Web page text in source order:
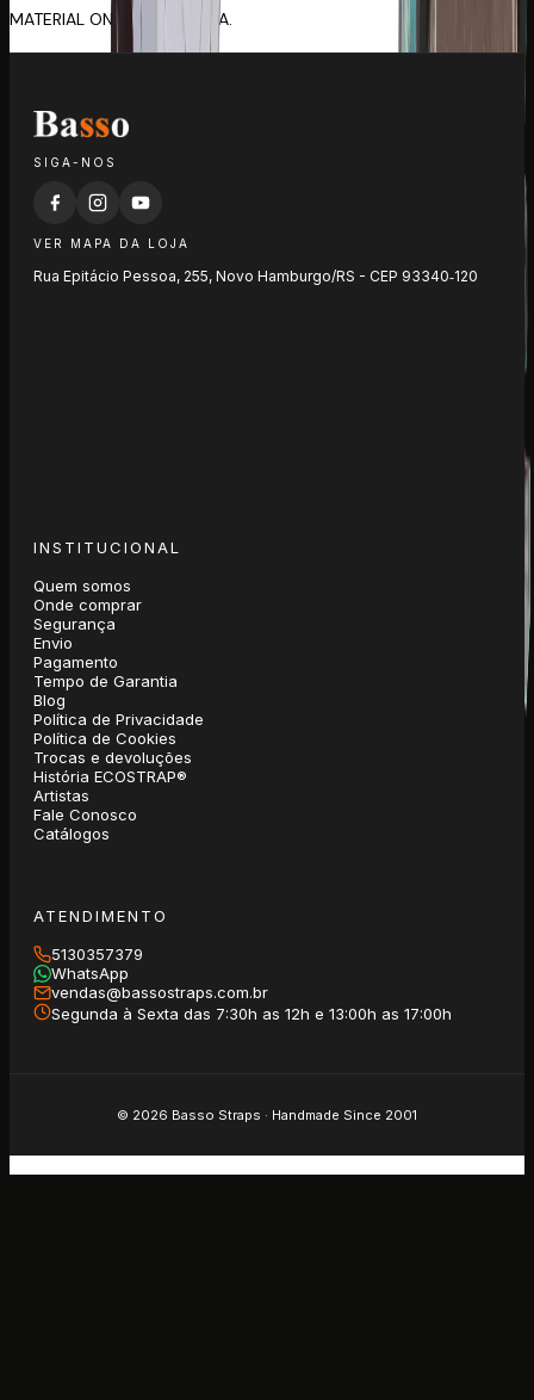
MATERIAL ONDE É CORTADA.
SIGA-NOS
VER MAPA DA LOJA
Rua Epitácio Pessoa, 255, Novo Hamburgo/RS - CEP 93340‑120
INSTITUCIONAL
Quem somos
Onde comprar
Segurança
Envio
Pagamento
Tempo de Garantia
Blog
Política de Privacidade
Política de Cookies
Trocas e devoluções
História ECOSTRAP®
Artistas
Fale Conosco
Catálogos
ATENDIMENTO
5130357379
WhatsApp
vendas@bassostraps.com.br
Segunda à Sexta das 7:30h as 12h e 13:00h as 17:00h
© 2026 Basso Straps · Handmade Since 2001